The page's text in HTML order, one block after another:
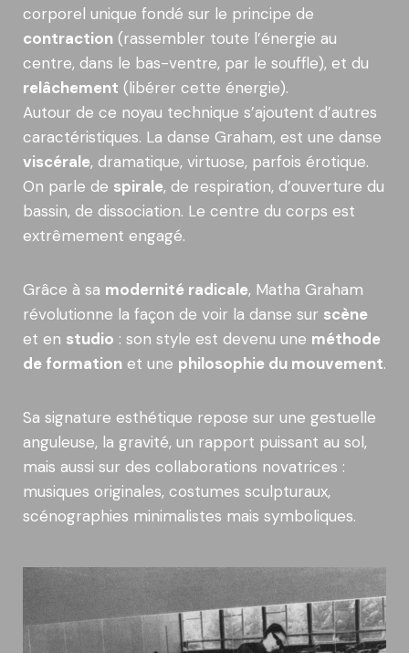
corporel unique fondé sur le principe de
contraction (rassembler toute l’énergie au
centre, dans le bas-ventre, par le souffle), et du
relâchement (libérer cette énergie).
Autour de ce noyau technique s’ajoutent d’autres
caractéristiques. La danse Graham, est une danse
viscérale, dramatique, virtuose, parfois érotique.
On parle de spirale, de respiration, d’ouverture du
bassin, de dissociation. Le centre du corps est
extrêmement engagé.
Grâce à sa modernité radicale, Matha Graham
révolutionne la façon de voir la danse sur scène
et en studio : son style est devenu une méthode
de formation et une philosophie du mouvement.
Sa signature esthétique repose sur une gestuelle
anguleuse, la gravité, un rapport puissant au sol,
mais aussi sur des collaborations novatrices :
musiques originales, costumes sculpturaux,
scénographies minimalistes mais symboliques.